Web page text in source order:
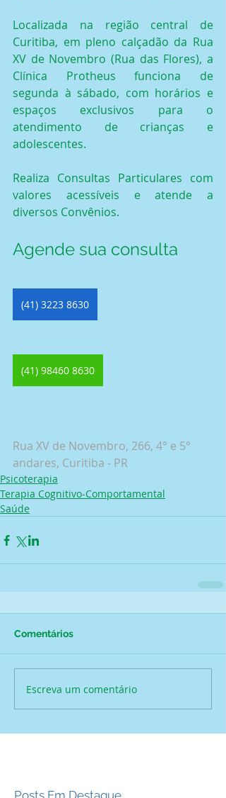
Localizada na região central de
Curitiba, em pleno calçadão da Rua
XV de Novembro (Rua das Flores), a
Clínica Protheus funciona de
segunda à sábado, com horários e
espaços exclusivos para o
atendimento de crianças e
adolescentes.
Realiza Consultas Particulares com
valores acessíveis e atende a
diversos Convênios.
Agende sua consulta
(41) 3223 8630
(41) 98460 8630
Rua XV de Novembro, 266, 4° e 5°
andares, Curitiba - PR
Psicoterapia
Terapia Cognitivo-Comportamental
Saúde
Comentários
Escreva um comentário